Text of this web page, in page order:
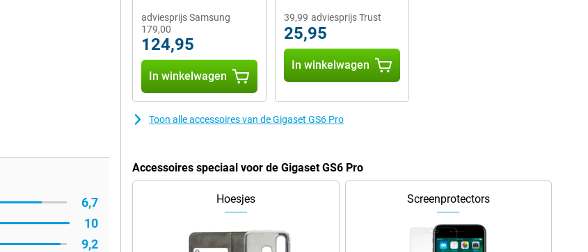
6,7
10
9,2
179,00
adviesprijs Samsung
124,95
In winkelwagen
39,99 adviesprijs Trust
25,95
In winkelwagen
Toon alle accessoires van de Gigaset GS6 Pro
Accessoires speciaal voor de Gigaset GS6 Pro
Hoesjes Screenprotectors